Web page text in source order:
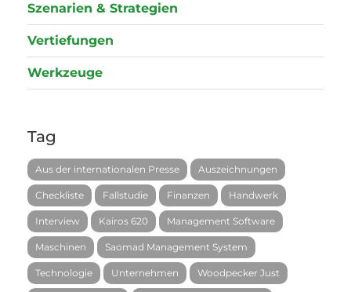
Szenarien & Strategien
Vertiefungen
Werkzeuge
Tag
Aus der internationalen Presse Auszeichnungen
Checkliste Fallstudie Finanzen Handwerk
Interview Kairos 620 Management Software
Maschinen Saomad Management System
Technologie Unternehmen Woodpecker Just